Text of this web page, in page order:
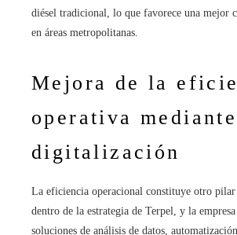
diésel tradicional, lo que favorece una mejor
en áreas metropolitanas.
Mejora de la
operativa
digitalización
La eficiencia operacional constituye otro pilar
dentro de la estrategia de Terpel, y la
soluciones de análisis de datos,